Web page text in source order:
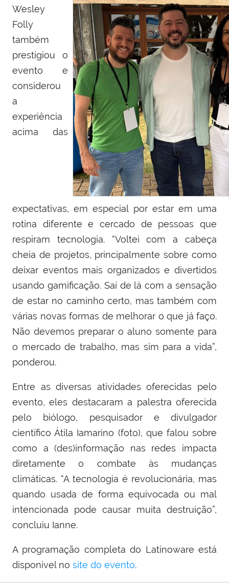
Wesley
Folly
também
prestigiou o
evento e
considerou
a
experiência
acima das
expectativas, em especial por estar em uma
rotina diferente e cercado de pessoas que
respiram tecnologia. “Voltei com a cabeça
cheia de projetos, principalmente sobre como
deixar eventos mais organizados e divertidos
usando gamificação. Saí de lá com a sensação
de estar no caminho certo, mas também com
várias novas formas de melhorar o que já faço.
Não devemos preparar o aluno somente para
o mercado de trabalho, mas sim para a vida”,
ponderou.
Entre as diversas atividades oferecidas pelo
evento, eles destacaram a palestra oferecida
pelo biólogo, pesquisador e divulgador
científico Átila Iamarino (foto), que falou sobre
como a (des)informação nas redes impacta
diretamente o combate às mudanças
climáticas. “A tecnologia é revolucionária, mas
quando usada de forma equivocada ou mal
intencionada pode causar muita destruição”,
concluiu Ianne.
A programação completa do Latinoware está
disponível no site do evento.